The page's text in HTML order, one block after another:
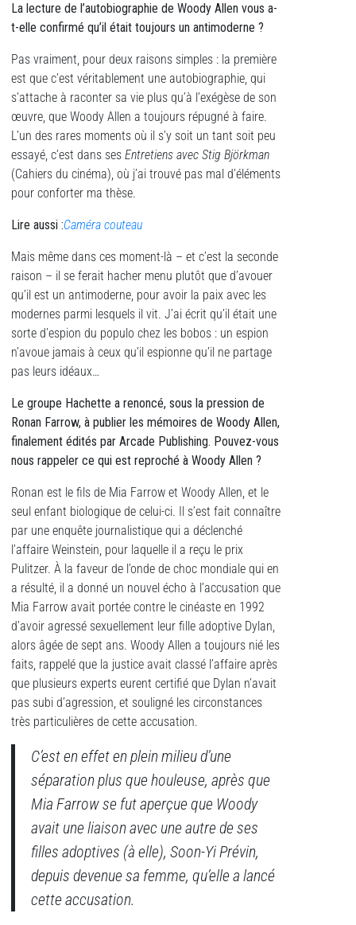
La lecture de l’autobiographie de Woody Allen vous a-
t-elle confirmé qu’il était toujours un antimoderne ?
Pas vraiment, pour deux raisons simples : la première
est que c’est véritablement une autobiographie, qui
s’attache à raconter sa vie plus qu’à l’exégèse de son
œuvre, que Woody Allen a toujours répugné à faire.
L’un des rares moments où il s’y soit un tant soit peu
essayé, c’est dans ses Entretiens avec Stig Björkman
(Cahiers du cinéma), où j’ai trouvé pas mal d’éléments
pour conforter ma thèse.
Lire aussi :Caméra couteau
Mais même dans ces moment-là – et c’est la seconde
raison – il se ferait hacher menu plutôt que d’avouer
qu’il est un antimoderne, pour avoir la paix avec les
modernes parmi lesquels il vit. J’ai écrit qu’il était une
sorte d’espion du populo chez les bobos : un espion
n’avoue jamais à ceux qu’il espionne qu’il ne partage
pas leurs idéaux…
Le groupe Hachette a renoncé, sous la pression de
Ronan Farrow, à publier les mémoires de Woody Allen,
finalement édités par Arcade Publishing. Pouvez-vous
nous rappeler ce qui est reproché à Woody Allen ?
Ronan est le fils de Mia Farrow et Woody Allen, et le
seul enfant biologique de celui-ci. Il s’est fait connaître
par une enquête journalistique qui a déclenché
l’affaire Weinstein, pour laquelle il a reçu le prix
Pulitzer. À la faveur de l’onde de choc mondiale qui en
a résulté, il a donné un nouvel écho à l’accusation que
Mia Farrow avait portée contre le cinéaste en 1992
d’avoir agressé sexuellement leur fille adoptive Dylan,
alors âgée de sept ans. Woody Allen a toujours nié les
faits, rappelé que la justice avait classé l’affaire après
que plusieurs experts eurent certifié que Dylan n’avait
pas subi d’agression, et souligné les circonstances
très particulières de cette accusation.
C’est en effet en plein milieu d’une
séparation plus que houleuse, après que
Mia Farrow se fut aperçue que Woody
avait une liaison avec une autre de ses
filles adoptives (à elle), Soon-Yi Prévin,
depuis devenue sa femme, qu’elle a lancé
cette accusation.